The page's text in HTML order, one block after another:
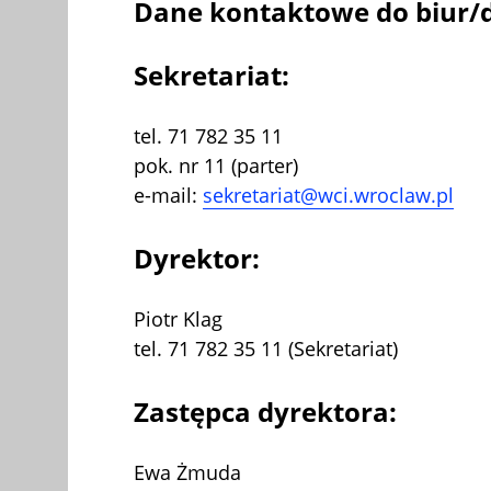
Dane kontaktowe do biur/
Sekretariat:
tel. 71 782 35 11
pok. nr 11 (parter)
e-mail: sekretariat@wci.wroclaw.pl
Dyrektor:
Piotr Klag
tel. 71 782 35 11 (Sekretariat)
Zastępca dyrektora:
Ewa Żmuda